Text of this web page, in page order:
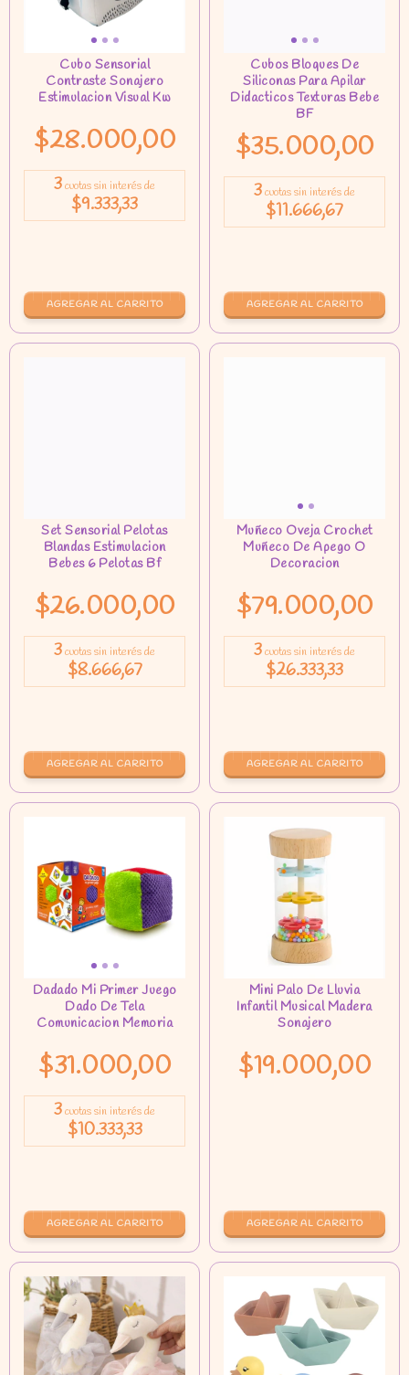
$28.000,00
3cuotas sin interés de
$9.333,33
$35.000,00
3cuotas sin interés de
$11.666,67
$26.000,00
3cuotas sin interés de
$8.666,67
$79.000,00
3cuotas sin interés de
$26.333,33
AGREGAR AL CARRITO
$31.000,00
3cuotas sin interés de
$10.333,33
$19.000,00